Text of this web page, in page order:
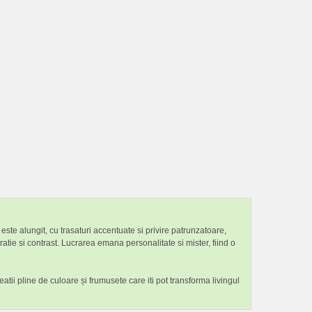
alungit, cu trasaturi accentuate si privire patrunzatoare,
si contrast. Lucrarea emana personalitate si mister, fiind o
pline de culoare și frumusete care iti pot transforma livingul